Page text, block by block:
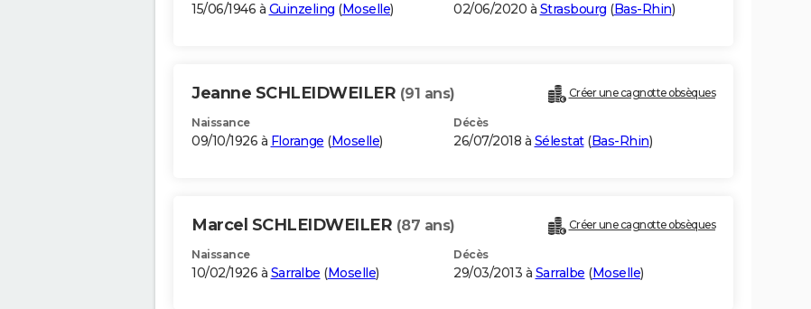
15/06/1946 à Guinzeling (Moselle) 02/06/2020 à Strasbourg (Bas-Rhin)
Jeanne SCHLEIDWEILER (91 ans) Créer une cagnotte obsèques
Naissance
09/10/1926 à Florange (Moselle)
Décès
26/07/2018 à Sélestat(Bas-Rhin)
Marcel SCHLEIDWEILER (87 ans) Créer une cagnotte obsèques
Naissance
10/02/1926 à Sarralbe (Moselle)
Décès
29/03/2013 à Sarralbe (Moselle)